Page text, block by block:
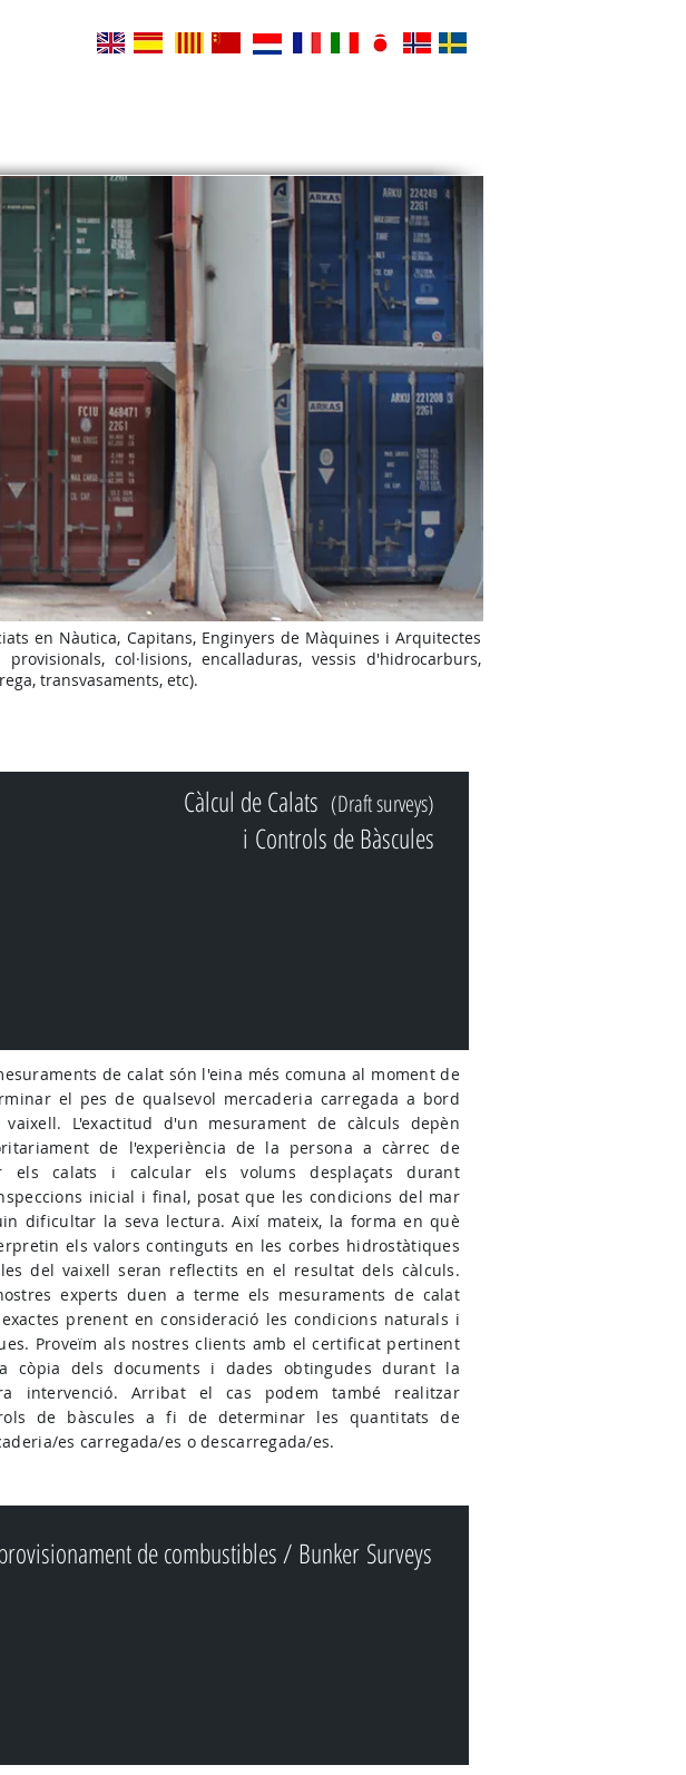
en Nàutica, Capitans, Enginyers de Màquines i Arquitectes
col·lisions, encalladuras, vessis d'hidrocarburs,
transvasaments, etc).
Càlcul de Calats (Draft surveys)
i Controls de Bàscules
de calat són l'eina més comuna al moment de
el pes de qualsevol mercaderia carregada a bord
L'exactitud d'un mesurament de càlculs depèn
de l'experiència de la persona a càrrec de
els calats i calcular els volums desplaçats durant
inicial i final, posat que les condicions del mar
dificultar la seva lectura. Així mateix, la forma en què
els valors continguts en les corbes hidrostàtiques
del vaixell seran reflectits en el resultat dels càlculs.
experts duen a terme els mesuraments de calat
prenent en consideració les condicions naturals i
Proveïm als nostres clients amb el certificat pertinent
còpia dels documents i dades obtingudes durant la
intervenció. Arribat el cas podem també realitzar
de bàscules a fi de determinar les quantitats de
es carregada/es o descarregada/es.​
de combustibles / Bunker Surveys